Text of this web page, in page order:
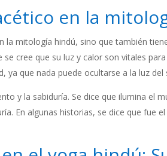
en la
la mitología hindú, sino que también
se cree que su luz y calor son vitales
ya que nada puede ocultarse a la luz del
y la sabiduría. Se dice que ilumina el
En algunas historias, se dice que fue